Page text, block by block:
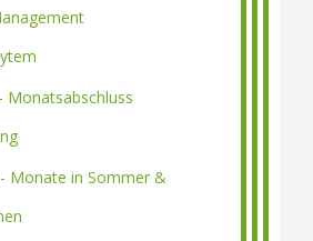
Monatsabschluss
Monate in Sommer &